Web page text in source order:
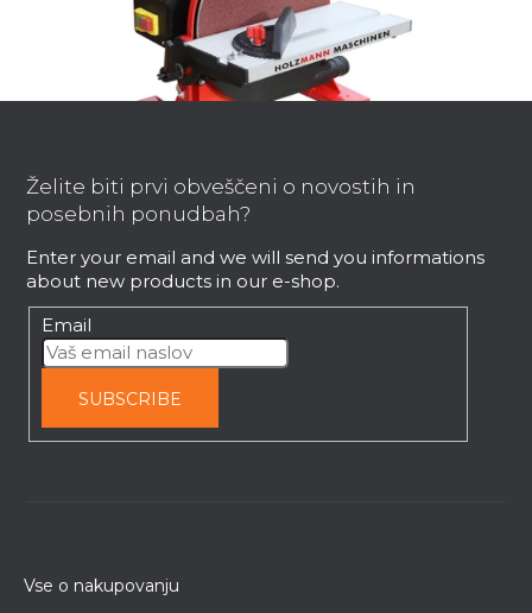
Holzmann TSM250 230V brusilnik za
sprednji disk
Takoj dobavljivo
163,39 €
Želite biti prvi obveščeni o novostih in
posebnih ponudbah?
Enter your email and we will send you informations
about new products in our e-shop.
Email
SUBSCRIBE
Vse o nakupovanju